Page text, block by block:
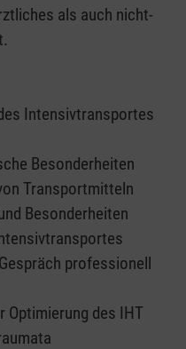
als auch nicht-
Intensivtransportes
Besonderheiten
Transportmitteln
Besonderheiten
professionell
Optimierung des IHT